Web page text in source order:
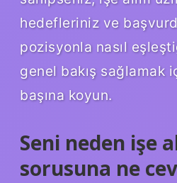
hedefleriniz ve
pozisyonla nasıl
genel bakış sağlamak
başına koyun.
Seni neden işe
sorusuna ne